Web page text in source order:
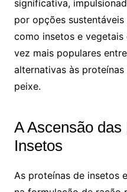
significativa,
por opções
como insetos e
vez mais populares
alternativas às
peixe.
A Ascensão
Insetos
As proteínas de insetos